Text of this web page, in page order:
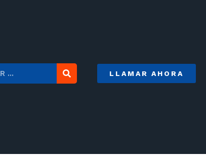
LLAMAR AHORA